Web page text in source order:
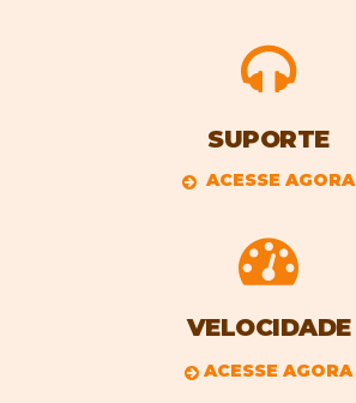
SUPORTE
ACESSE AGORA
VELOCIDADE
ACESSE AGORA